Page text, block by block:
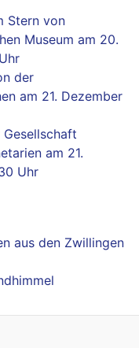
Stern von
Museum am 20.
der
am 21. Dezember
am 21.
Uhr
aus den Zwillingen